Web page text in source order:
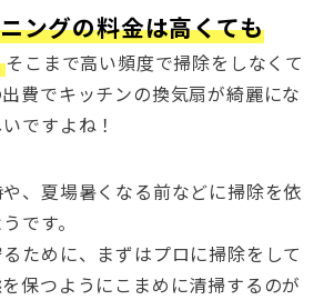
ングの料金は高くても
そこまで高い頻度で掃除をしなくて
費でキッチンの換気扇が綺麗にな
ですよね！
、夏場暑くなる前などに掃除を依
です。
ために、まずはプロに掃除をして
保つようにこまめに清掃するのが